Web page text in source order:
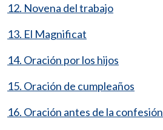
12. Novena del trabajo
13. El Magnificat
14. Oración por los hijos
15. Oración de cumpleaños
16. Oración antes de la confesión